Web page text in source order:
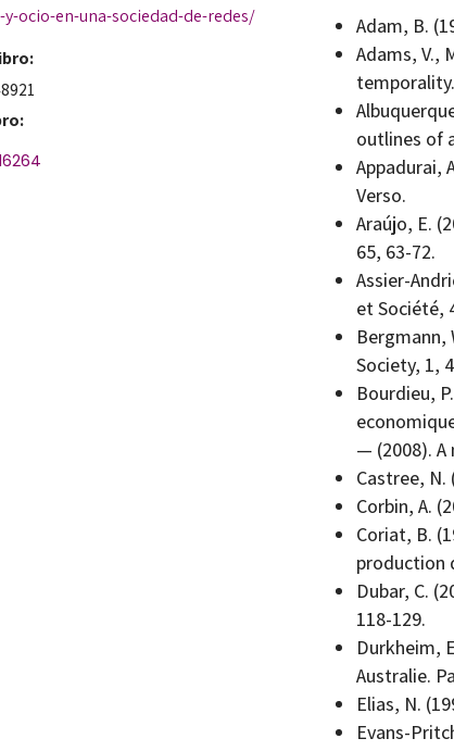
y-ocio-en-una-sociedad-de-redes/
Adam, B.
Adams, V.,
outlines of
Appadurai,
Verso.
Araújo, E.
65, 63-72.
Assier-
et Société,
Bergmann,
Society, 1,
Bourdieu,
— (2008). A
Castree,
Corbin, A.
Coriat, B.
production
Dubar, C.
118-129.
Durkheim,
Australie.
Elias, N.
Evans-